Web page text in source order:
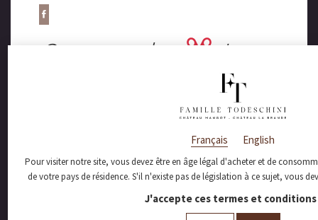
On range les !
Depuis le 1er Décembre, nos tailleurs ont
pris soin de 255 000 pieds pour les
préparer aux prochaines vendanges
Merci à nos tailleurs ! On remet ça l’année
Français English
Pour visiter notre site, vous devez être en âge légal d'acheter et de
de votre pays de résidence. S'il n'existe pas de législation à ce sujet, vous
J'accepte ces termes et conditions